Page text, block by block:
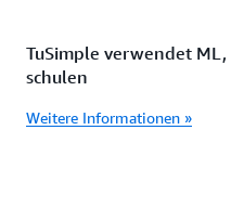
TuSimple verwendet
schulen
Weitere Informationen »